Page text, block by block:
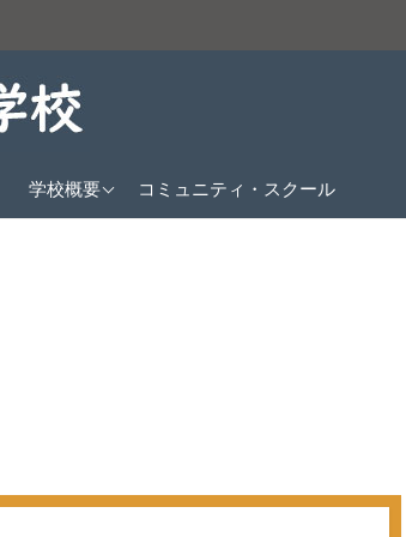
学校概要
教育方針
コミュニティ・スクール